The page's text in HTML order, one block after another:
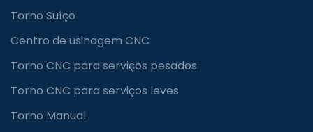
Torno Suíço
Centro de usinagem CNC
Torno CNC para serviços pesados
Torno CNC para serviços leves
Torno Manual